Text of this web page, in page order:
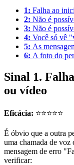
1: Falha ao
2: Não é
3: Não é
4: Você só vê
5: As
6: A foto do
Sinal 1.
ou vídeo
Eficácia: ⭐⭐⭐⭐⭐
É óbvio que a outra
uma chamada de voz
mensagem de erro
verificar: